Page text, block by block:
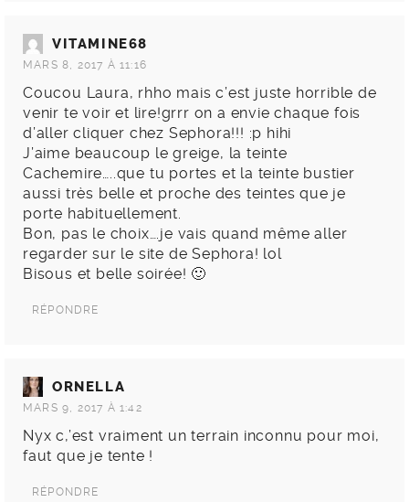
VITAMINE68
MARS 8, 2017 À 11:16
Coucou Laura, rhho mais c’est juste horrible de
venir te voir et lire!grrr on a envie chaque fois
d’aller cliquer chez Sephora!!! :p hihi
J’aime beaucoup le greige, la teinte
Cachemire…..que tu portes et la teinte bustier
aussi très belle et proche des teintes que je
porte habituellement.
Bon, pas le choix….je vais quand même aller
regarder sur le site de Sephora! lol
Bisous et belle soirée! 🙂
RÉPONDRE
ORNELLA
MARS 9, 2017 À 1:42
Nyx c,’est vraiment un terrain inconnu pour moi,
faut que je tente !
RÉPONDRE